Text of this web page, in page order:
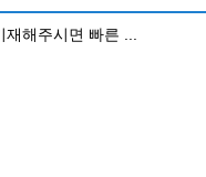
해주시면 빠른 ...